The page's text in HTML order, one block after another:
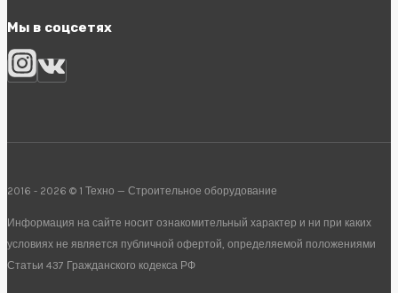
Мы в соцсетях
2016 - 2026 © 1 Техно — Строительное оборудование
Информация на сайте носит ознакомительный характер и ни при каких
условиях не является публичной офертой, определяемой положениями
Статьи 437 Гражданского кодекса РФ